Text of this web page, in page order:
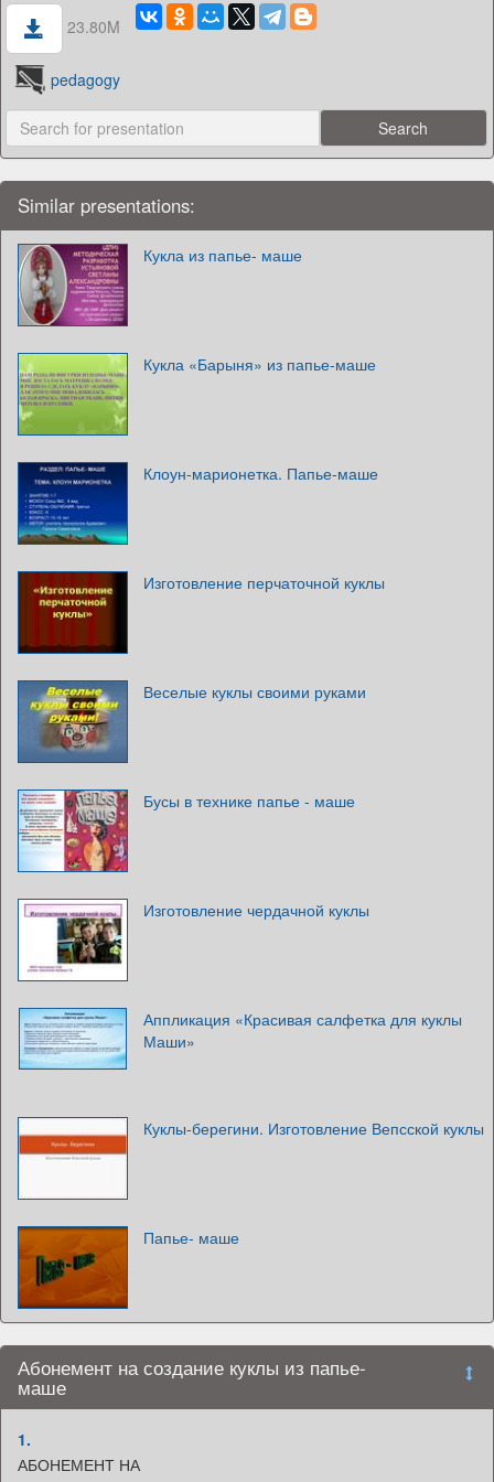
23.80M
pedagogy
Similar presentations:
Кукла из папье- маше
Кукла «Барыня» из папье-маше
Клоун-марионетка. Папье-маше
Изготовление перчаточной куклы
Веселые куклы своими руками
Бусы в технике папье - маше
Изготовление чердачной куклы
Аппликация «Красивая салфетка для куклы
Маши»
Куклы-берегини. Изготовление Вепсской куклы
Папье- маше
Абонемент на создание куклы из папье-
маше
1.
АБОНЕМЕНТ НА